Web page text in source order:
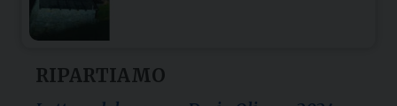
RIPARTIAMO